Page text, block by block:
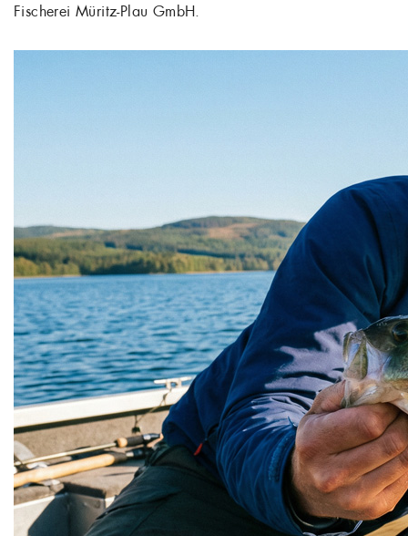
Fischerei Müritz-Plau GmbH.